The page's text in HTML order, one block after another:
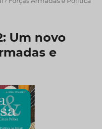
Um novo
e